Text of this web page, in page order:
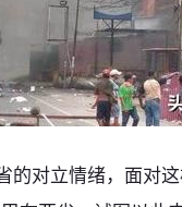
的对立情绪，面对